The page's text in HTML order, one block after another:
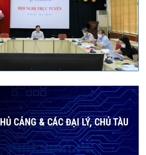
CẢNG & CÁC ĐẠI LÝ, CHỦ TÀU